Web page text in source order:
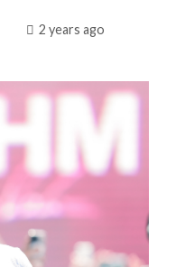
2 years ago